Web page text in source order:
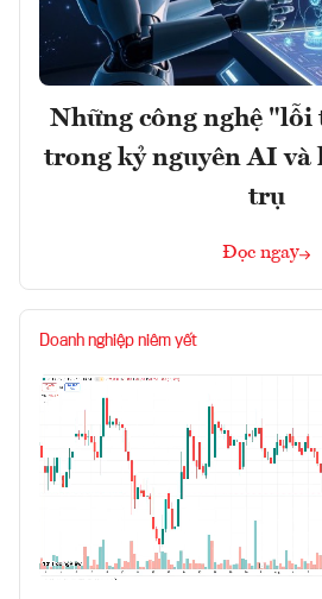
Những công nghệ
trong kỷ nguyên AI và
trụ
Đọc ngay
Doanh nghiệp niêm yết